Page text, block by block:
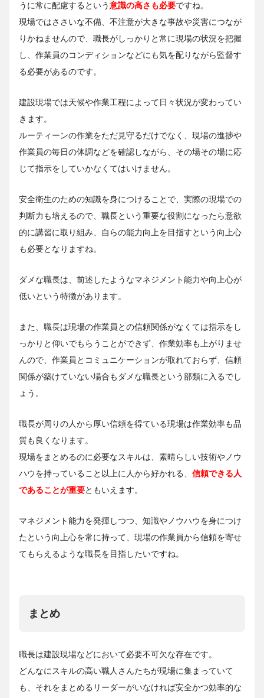
うに常に配慮するという意識の高さも必要ですね。
現場ではささいな不備、不注意が大きな事故や災害につなが
りかねませんので、職長がしっかりと常に現場の状況を把握
し、作業員のコンディションなどにも気を配りながら監督す
る必要があるのです。
建設現場では天候や作業工程によって日々状況が変わってい
きます。
ルーティーンの作業をただ見守るだけでなく、現場の進捗や
作業員の毎日の体調などを確認しながら、その場その場に応
じて指示をしていかなくてはいけません。
安全衛生のための知識を身につけることで、実際の現場での
判断力も培えるので、職長という重要な役割になったら意欲
的に講習に取り組み、自らの能力向上を目指すという向上心
も必要となりますね。
ダメな職長は、前述したようなマネジメント能力や向上心が
低いという特徴があります。
また、職長は現場の作業員との信頼関係がなくては指示をし
っかりと仰いでもらうことができず、作業効率も上がりませ
んので、作業員とコミュニケーションが取れておらず、信頼
関係が築けていない場合もダメな職長という部類に入るでし
ょう。
職長が周りの人から厚い信頼を得ている現場は作業効率も品
質も良くなります。
現場をまとめるのに必要なスキルは、素晴らしい技術やノウ
ハウを持っていること以上に人から好かれる、 信頼できる人
であることが重要ともいえます。
マネジメント能力を発揮しつつ、知識やノウハウを身につけ
たという向上心を常に持って、現場の作業員から信頼を寄せ
てもらえるような職長を目指したいですね。
まとめ
職長は建設現場などにおいて必要不可欠な存在です。
どんなにスキルの高い職人さんたちが現場に集まっていて
も、それをまとめるリーダーがいなければ安全かつ効率的な